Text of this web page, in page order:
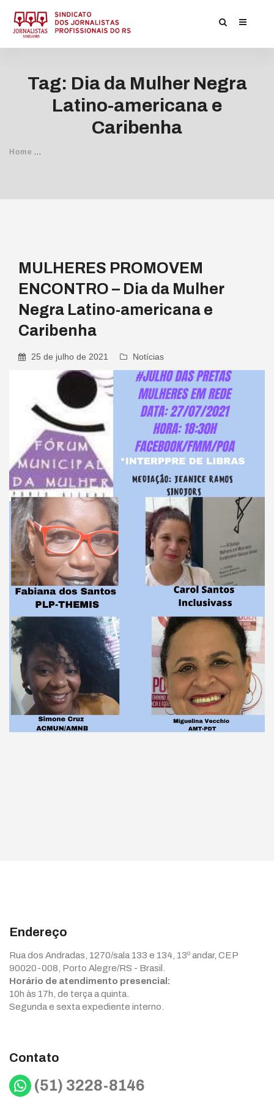
Tag: Dia da Mulher Negra
Latino-americana e
Caribenha
Home Posts Tagged
MULHERES PROMOVEM
ENCONTRO – Dia da Mulher
Negra Latino-americana e
Caribenha
25 de julho de 2021 Notícias
Endereço
Rua dos Andradas, 1270/sala 133 e 134, 13º andar, CEP
90020-008, Porto Alegre/RS - Brasil.
Horário de atendimento presencial:
10h às 17h, de terça a quinta.
Segunda e sexta expediente interno.
Contato
WhatsApp
(51) 3228-8146